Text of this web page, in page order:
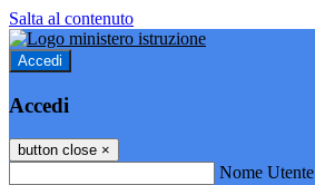
Salta al contenuto
Accedi
Accedi
button close ×
Nome Utente